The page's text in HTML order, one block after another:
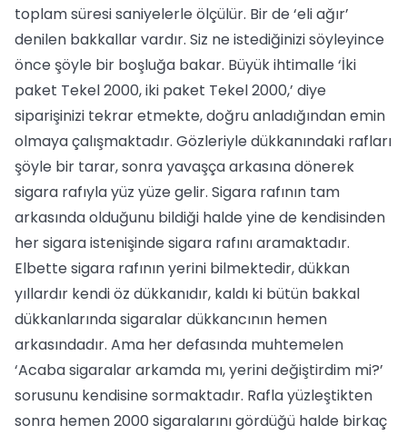
toplam süresi saniyelerle ölçülür. Bir de ‘eli ağır’
denilen bakkallar vardır. Siz ne istediğinizi söyleyince
önce şöyle bir boşluğa bakar. Büyük ihtimalle ‘İki
paket Tekel 2000, iki paket Tekel 2000,’ diye
siparişinizi tekrar etmekte, doğru anladığından emin
olmaya çalışmaktadır. Gözleriyle dükkanındaki rafları
şöyle bir tarar, sonra yavaşça arkasına dönerek
sigara rafıyla yüz yüze gelir. Sigara rafının tam
arkasında olduğunu bildiği halde yine de kendisinden
her sigara istenişinde sigara rafını aramaktadır.
Elbette sigara rafının yerini bilmektedir, dükkan
yıllardır kendi öz dükkanıdır, kaldı ki bütün bakkal
dükkanlarında sigaralar dükkancının hemen
arkasındadır. Ama her defasında muhtemelen
‘Acaba sigaralar arkamda mı, yerini değiştirdim mi?’
sorusunu kendisine sormaktadır. Rafla yüzleştikten
sonra hemen 2000 sigaralarını gördüğü halde birkaç